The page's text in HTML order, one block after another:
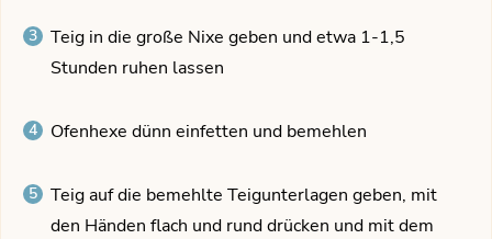
Teig in die große Nixe geben und etwa 1-1,5
Stunden ruhen lassen
Ofenhexe dünn einfetten und bemehlen
Teig auf die bemehlte Teigunterlagen geben, mit
den Händen flach und rund drücken und mit dem